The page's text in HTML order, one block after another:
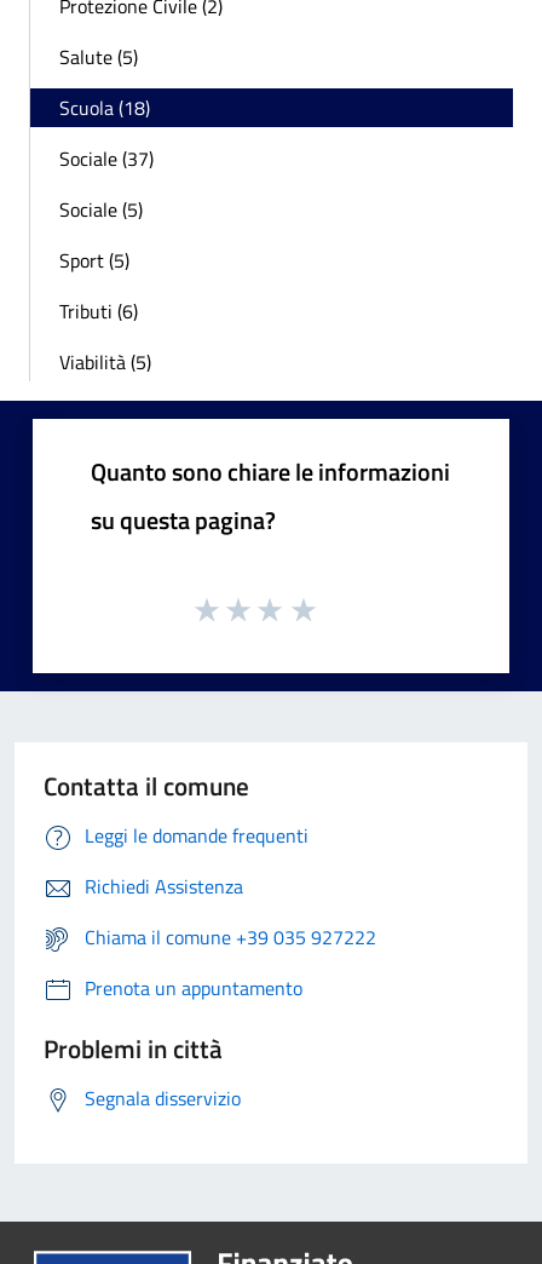
Salute (5)
Scuola (18)
Sociale (37)
Sociale (5)
Sport (5)
Tributi (6)
Viabilità (5)
Quanto sono chiare le informazioni
su questa pagina?
Contatta il comune
Leggi le domande frequenti
Richiedi Assistenza
Chiama il comune +39 035 927222
Prenota un appuntamento
Problemi in città
Segnala disservizio